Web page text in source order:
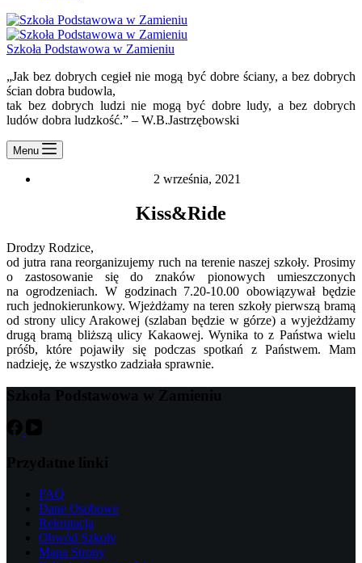
Szkoła Podstawowa w Zamieniu
„Jak bez dobrych cegieł nie mogą być dobre ściany, a bez dobrych
ścian dobra budowla,
tak bez dobrych ludzi nie mogą być dobre ludy, a bez dobrych
ludów dobra ludzkość.” – W.B.Jastrzębowski
Menu
2 września, 2021
Kiss&Ride
Drodzy Rodzice,
od jutra rana reorganizujemy ruch na terenie naszej szkoły. Prosimy
o zastosowanie się do znaków pionowych umieszczonych
na ogrodzeniach. W godzinach 7.20-10.00 obowiązywał będzie
ruch jednokierunkowy. Wjeżdżamy na teren szkoły pierwszą bramą
od strony ulicy Arakowej (szlaban będzie w górze) a wyjeżdżamy
drugą bramą bliższą ulicy Kakaowej. Wynika to z Państwa wielu
próśb, które pojawiły się podczas spotkań z Państwem. Mam
nadzieję, że wszystko zadziała sprawnie.
Szkoła Podstawowa w Zamieniu
Przydatne linki
FAQ
Dane Osobowe
Rekrutacja
Obwód Szkoły
Mapa Strony